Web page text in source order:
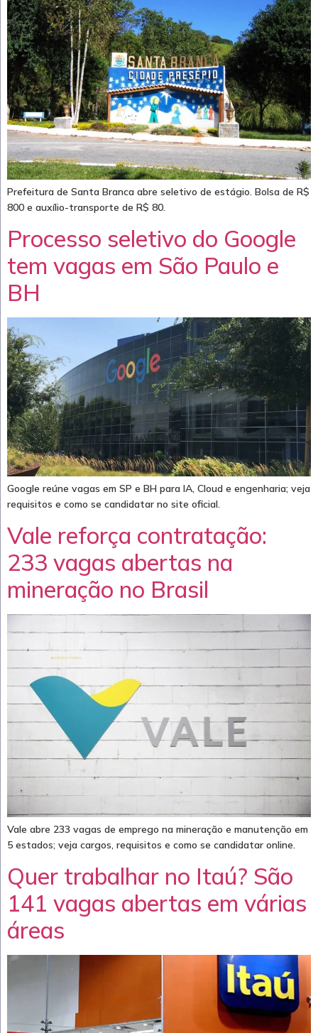
Prefeitura de Santa Branca abre seletivo de estágio. Bolsa de R$
800 e auxílio-transporte de R$ 80.
Processo seletivo do Google
tem vagas em São Paulo e
BH
Google reúne vagas em SP e BH para IA, Cloud e engenharia; veja
requisitos e como se candidatar no site oficial.
Vale reforça contratação:
233 vagas abertas na
mineração no Brasil
Vale abre 233 vagas de emprego na mineração e manutenção em
5 estados; veja cargos, requisitos e como se candidatar online.
Quer trabalhar no Itaú? São
141 vagas abertas em várias
áreas